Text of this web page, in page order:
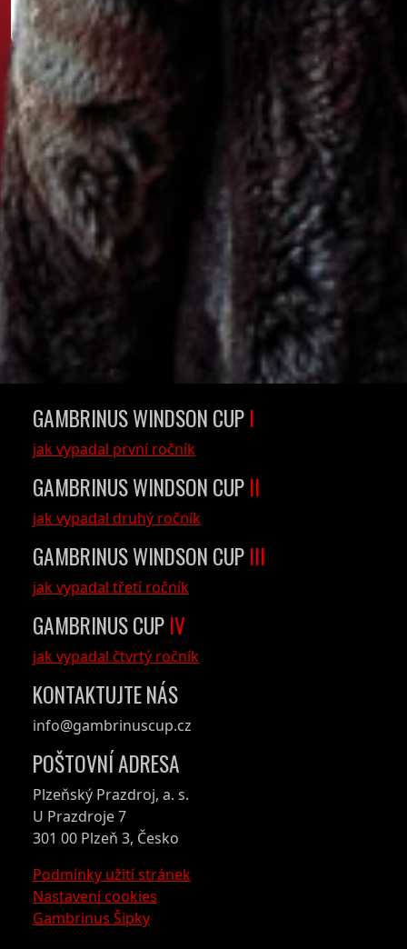
www.windson.eu
MEDIÁLNÍ PARTNER
TURNAJE
sportytv.cz
GAMBRINUS WINDSON CUP I
jak vypadal první ročník
GAMBRINUS WINDSON CUP II
jak vypadal druhý ročník
GAMBRINUS WINDSON CUP III
jak vypadal třetí ročník
GAMBRINUS CUP IV
jak vypadal čtvrtý ročník
KONTAKTUJTE NÁS
info@gambrinuscup.cz
POŠTOVNÍ ADRESA
Plzeňský Prazdroj, a. s.
U Prazdroje 7
301 00 Plzeň 3, Česko
Podmínky užití stránek
Nastavení cookies
Gambrinus Šipky